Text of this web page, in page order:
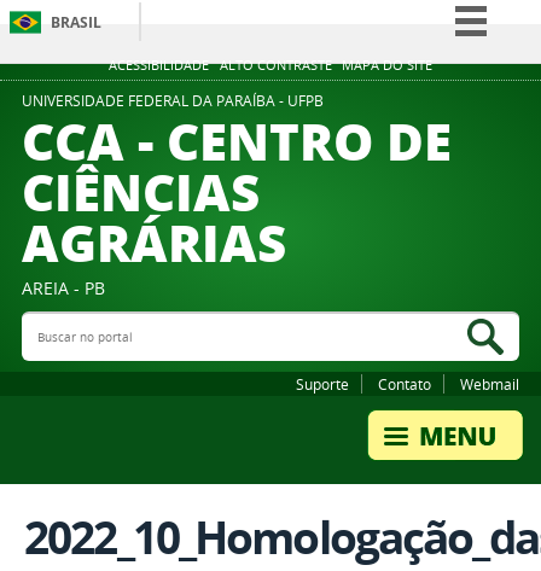
ACESSIBILIDADE ALTO CONTRASTE MAPA DO SITE
BRASIL
Simplifique!
Participe
UNIVERSIDADE FEDERAL DA PARAÍBA - UFPB
CCA - CENTRO DE
CIÊNCIAS
AGRÁRIAS
AREIA - PB
Buscar no portal
Suporte Contato Webmail